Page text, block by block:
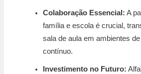
Colaboração Essencial: A
família e escola é crucial,
sala de aula em ambientes
contínuo.
Investimento no Futuro: